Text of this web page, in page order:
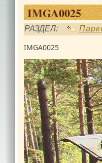
IMGA0025
РАЗДЕЛ:
IMGA0025